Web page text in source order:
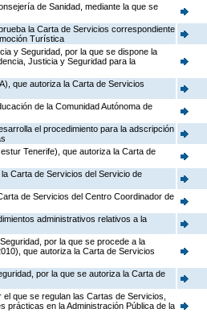
de Sanidad, mediante la que se
la Carta de Servicios correspondiente
Turística
y Seguridad, por la que se dispone la
Justicia y Seguridad para la
que autoriza la Carta de Servicios
de la Comunidad Autónoma de
el procedimiento para la adscripción
Tenerife), que autoriza la Carta de
Carta de Servicios del Servicio de
de Servicios del Centro Coordinador de
administrativos relativos a la
por la que se procede a la
que autoriza la Carta de Servicios
por la que se autoriza la Carta de
que se regulan las Cartas de Servicios,
prácticas en la Administración Pública de la